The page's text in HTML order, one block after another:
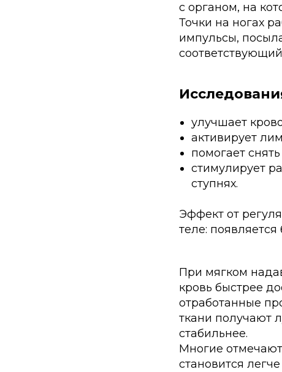
с органом, на
Точки на ногах
импульсы,
улучшает
активирует
помогает
стимулирует
ступнях.
Эффект от
теле:
При мягком
кровь быстрее
отработанные
ткани получают
стабильнее.
Многие
становится